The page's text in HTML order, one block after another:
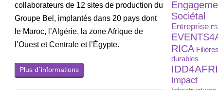
collaborateurs de 12 sites de production du
Groupe Bel, implantés dans 20 pays dont
le Maroc, l’Algérie, la zone Afrique de
l’Ouest et Centrale et l’Égypte.
Plus d´informations
Sociétal
Entreprise
RICA
durables
Impact